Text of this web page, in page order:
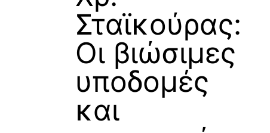
Σταϊκούρας:
Οι βιώσιμες
υποδομές
και